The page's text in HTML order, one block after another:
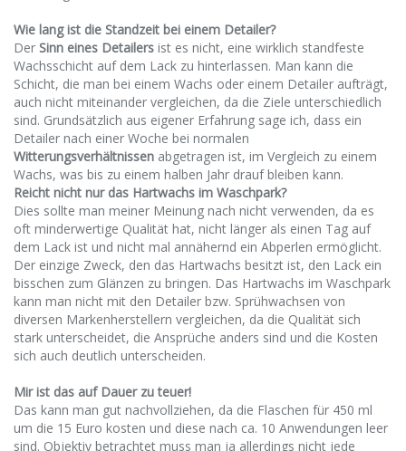
Wie lang ist die Standzeit bei einem Detailer?
Der Sinn eines Detailers ist es nicht, eine wirklich standfeste
Wachsschicht auf dem Lack zu hinterlassen. Man kann die
Schicht, die man bei einem Wachs oder einem Detailer aufträgt,
auch nicht miteinander vergleichen, da die Ziele unterschiedlich
sind. Grundsätzlich aus eigener Erfahrung sage ich, dass ein
Detailer nach einer Woche bei normalen
Witterungsverhältnissen abgetragen ist, im Vergleich zu einem
Wachs, was bis zu einem halben Jahr drauf bleiben kann.
Reicht nicht nur das Hartwachs im Waschpark?
Dies sollte man meiner Meinung nach nicht verwenden, da es
oft minderwertige Qualität hat, nicht länger als einen Tag auf
dem Lack ist und nicht mal annähernd ein Abperlen ermöglicht.
Der einzige Zweck, den das Hartwachs besitzt ist, den Lack ein
bisschen zum Glänzen zu bringen. Das Hartwachs im Waschpark
kann man nicht mit den Detailer bzw. Sprühwachsen von
diversen Markenherstellern vergleichen, da die Qualität sich
stark unterscheidet, die Ansprüche anders sind und die Kosten
sich auch deutlich unterscheiden.
Mir ist das auf Dauer zu teuer!
Das kann man gut nachvollziehen, da die Flaschen für 450 ml
um die 15 Euro kosten und diese nach ca. 10 Anwendungen leer
sind. Objektiv betrachtet muss man ja allerdings nicht jede